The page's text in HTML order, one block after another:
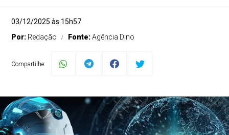
03/12/2025 às 15h57
Por: Redação Fonte:Agência Dino
Compartilhe: